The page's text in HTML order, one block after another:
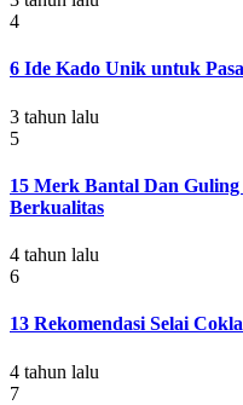
4
6 Ide Kado Unik untuk
3 tahun lalu
5
15 Merk Bantal Dan
Berkualitas
4 tahun lalu
6
13 Rekomendasi Selai
4 tahun lalu
7